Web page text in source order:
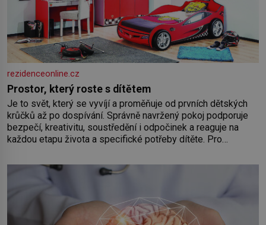
rezidenceonline.cz
Prostor, který roste s dítětem
Je to svět, který se vyvíjí a proměňuje od prvních dětských
krůčků až po dospívání. Správně navržený pokoj podporuje
bezpečí, kreativitu, soustředění i odpočinek a reaguje na
každou etapu života a specifické potřeby dítěte. Pro
by pokoj miminka měl působit především klidně a útulně.
Předškolní věk je